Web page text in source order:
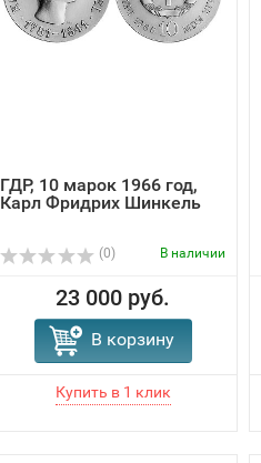
ГДР, 10 марок 1966 год,
Карл Фридрих Шинкель
(0) В наличии
23 000 руб.
В корзину